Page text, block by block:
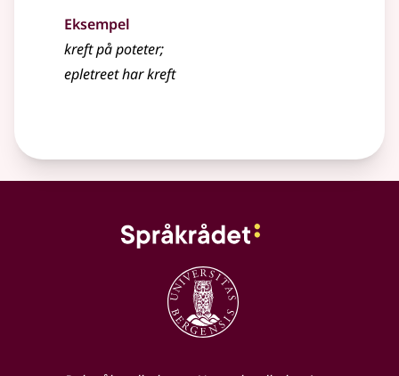
Eksempel
kreftpå poteter;
epletreet harkreft